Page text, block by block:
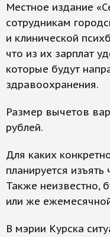
Местное издание
сотрудникам
и клинической
что из их зарплат
которые будут
здравоохранения.
Размер вычетов
рублей.
Для каких
планируется
Также неизвестно,
или же
В мэрии Курска